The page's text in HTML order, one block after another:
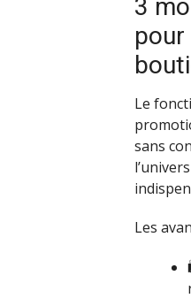
3
Le
sans
Les